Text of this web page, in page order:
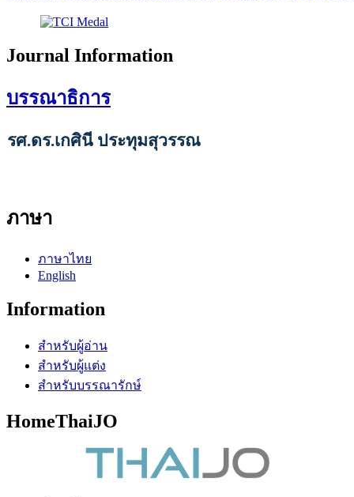
Journal Information
บรรณาธิการ
รศ.ดร.เกศินี ประทุมสุวรรณ
ภาษา
ภาษาไทย
English
Information
สำหรับผู้อ่าน
สำหรับผู้แต่ง
สำหรับบรรณารักษ์
HomeThaiJO